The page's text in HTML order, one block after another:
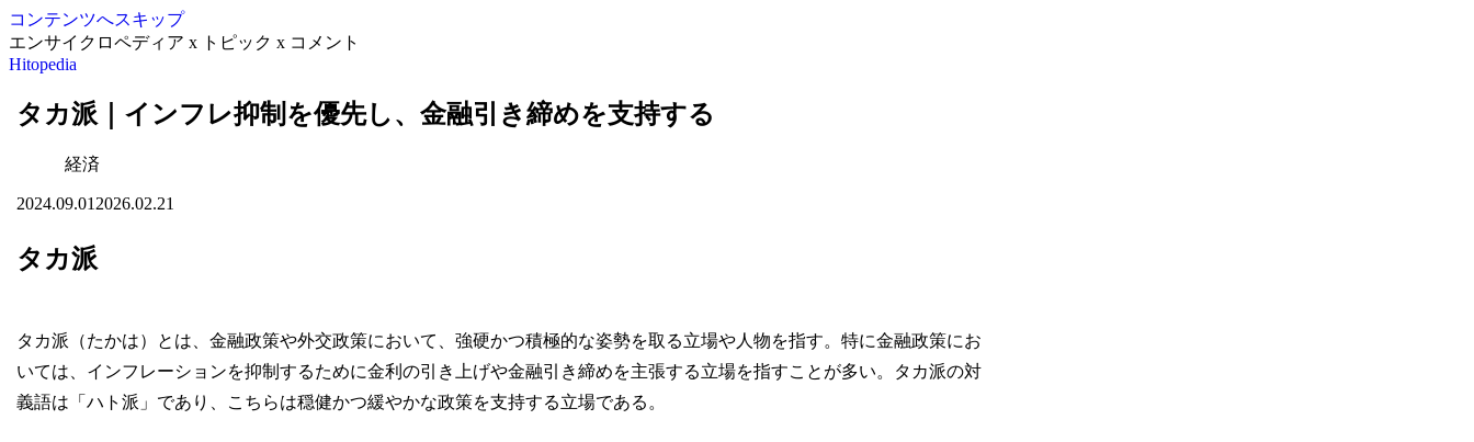
コンテンツへスキップ
エンサイクロペディア x トピック x コメント
Hitopedia
タカ派｜インフレ抑制を優先し、金融引き締めを支持する
経済
2024.09.01 2026.02.21
タカ派
タカ派（たかは）とは、金融政策や外交政策において、強硬かつ積極的な姿勢を取る立場や人物を指す。特に金融政策にお
いては、インフレーションを抑制するために金利の引き上げや金融引き締めを主張する立場を指すことが多い。タカ派の対
義語は「ハト派」であり、こちらは穏健かつ緩やかな政策を支持する立場である。